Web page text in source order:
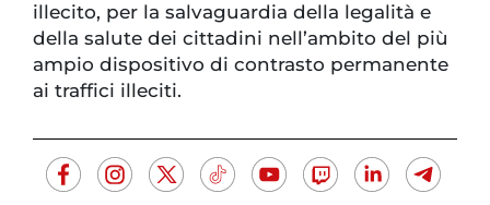
illecito, per la salvaguardia della legalità e
della salute dei cittadini nell’ambito del più
ampio dispositivo di contrasto permanente
ai traffici illeciti.